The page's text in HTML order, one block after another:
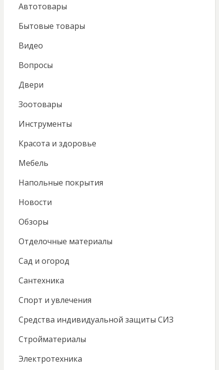
Автотовары
Бытовые товары
Видео
Вопросы
Двери
Зоотовары
Инструменты
Красота и здоровье
Мебель
Напольные покрытия
Новости
Обзоры
Отделочные материалы
Сад и огород
Сантехника
Спорт и увлечения
Средства индивидуальной защиты СИЗ
Стройматериалы
Электротехника